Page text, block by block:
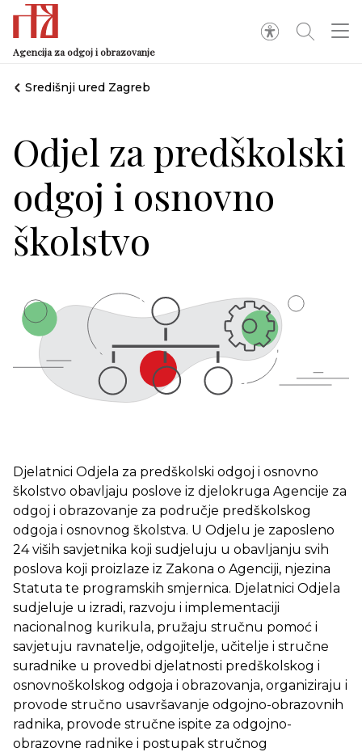
Agencija za odgoj i obrazovanje
Središnji ured Zagreb
Odjel za predškolski
odgoj i osnovno
školstvo
Djelatnici Odjela za predškolski odgoj i osnovno
školstvo obavljaju poslove iz djelokruga Agencije za
odgoj i obrazovanje za područje predškolskog
odgoja i osnovnog školstva. U Odjelu je zaposleno
24 viših savjetnika koji sudjeluju u obavljanju svih
poslova koji proizlaze iz Zakona o Agenciji, njezina
Statuta te programskih smjernica. Djelatnici Odjela
sudjeluje u izradi, razvoju i implementaciji
nacionalnog kurikula, pružaju stručnu pomoć i
savjetuju ravnatelje, odgojitelje, učitelje i stručne
suradnike u provedbi djelatnosti predškolskog i
osnovnoškolskog odgoja i obrazovanja, organiziraju i
provode stručno usavršavanje odgojno-obrazovnih
radnika, provode stručne ispite za odgojno-
obrazovne radnike i postupak stručnog